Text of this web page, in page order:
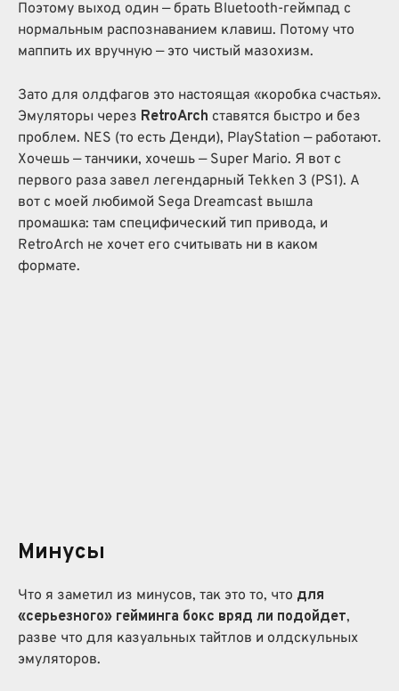
Поэтому выход один — брать Bluetooth-геймпад с
нормальным распознаванием клавиш. Потому что
маппить их вручную — это чистый мазохизм.
Зато для олдфагов это настоящая «коробка счастья».
Эмуляторы через RetroArch ставятся быстро и без
проблем. NES (то есть Денди), PlayStation — работают.
Хочешь — танчики, хочешь — Super Mario. Я вот с
первого раза завел легендарный Tekken 3 (PS1). А
вот с моей любимой Sega Dreamcast вышла
промашка: там специфический тип привода, и
RetroArch не хочет его считывать ни в каком
формате.
Минусы
Что я заметил из минусов, так это то, что для
«серьезного» гейминга бокс вряд ли подойдет,
разве что для казуальных тайтлов и олдскульных
эмуляторов.